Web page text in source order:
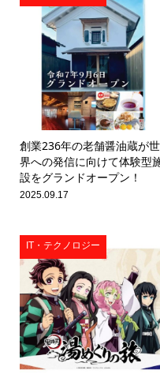
創業236年の老舗醤油蔵が世
界への発信に向けて体験型
設をグランドオープン！
2025.09.17
IT・テクノロジー